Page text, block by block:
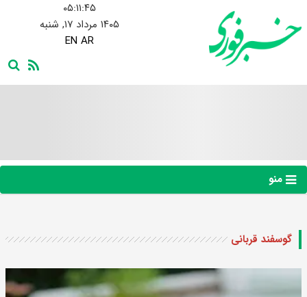
۰۵:۱۱:۴۶
۱۴۰۵ مرداد ۱۷, شنبه
EN AR
منو
گوسفند قربانی